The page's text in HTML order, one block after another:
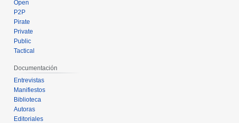
Open
P2P
Pirate
Private
Public
Tactical
Documentación
Entrevistas
Manifiestos
Biblioteca
Autoras
Editoriales